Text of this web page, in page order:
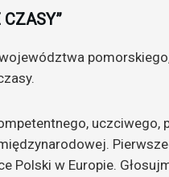
uczciwego,
Polski w Europie.